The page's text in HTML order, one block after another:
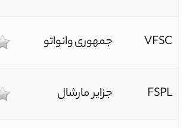
VFSC جمهوری وانواتو
FSPL جزایر مارشال